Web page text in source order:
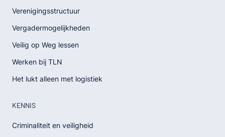
Verenigingsstructuur
Vergadermogelijkheden
Veilig op Weg lessen
Werken bij TLN
Het lukt alleen met logistiek
KENNIS
Criminaliteit en veiligheid